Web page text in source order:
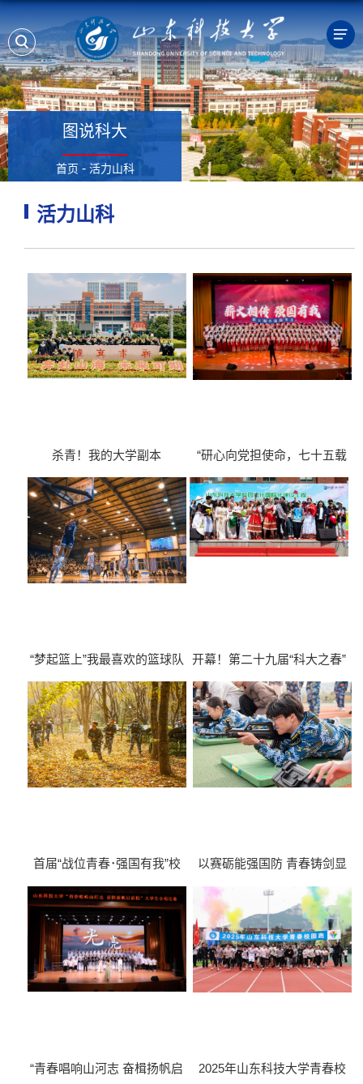
图说科大
首页 - 活力山科
活力山科
杀青！我的大学副本
“研心向党担使命，七十五载
续华章”2026年研究生合唱比
赛
“梦起篮上”我最喜欢的篮球队
员对抗赛
开幕！第二十九届“科大之春”
外语文化艺术节
首届“战位青春･强国有我”校
园真人CS对抗赛热血开赛
以赛砺能强国防 青春铸剑显
担当——学校第六届军事技能
大比武
“青春唱响山河志 奋楫扬帆启
2025年山东科技大学青春校